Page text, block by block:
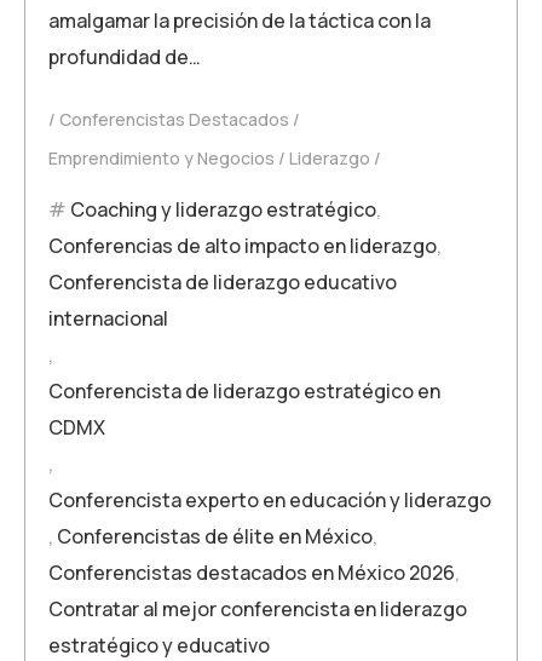
amalgamar la precisión de la táctica con la
profundidad de…
Conferencistas Destacados
Emprendimiento y Negocios
Liderazgo
Coaching y liderazgo estratégico,
Conferencias de alto impacto en liderazgo,
Conferencista de liderazgo educativo
internacional
,
Conferencista de liderazgo estratégico en
CDMX
,
Conferencista experto en educación y liderazgo
, Conferencistas de élite en México,
Conferencistas destacados en México 2026,
Contratar al mejor conferencista en liderazgo
estratégico y educativo